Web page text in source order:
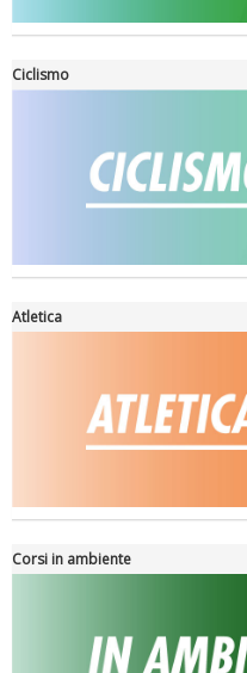
Ddl Lobby, Uisp: “Il
La formazione Uisp
Ciclismo
Atletica
Corsi in ambiente